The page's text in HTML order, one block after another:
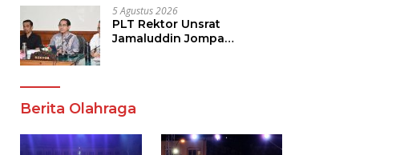
Pendidikan
5 Agustus 2026
PLT Rektor Unsrat
Jamaluddin Jompa
Berita Olahraga